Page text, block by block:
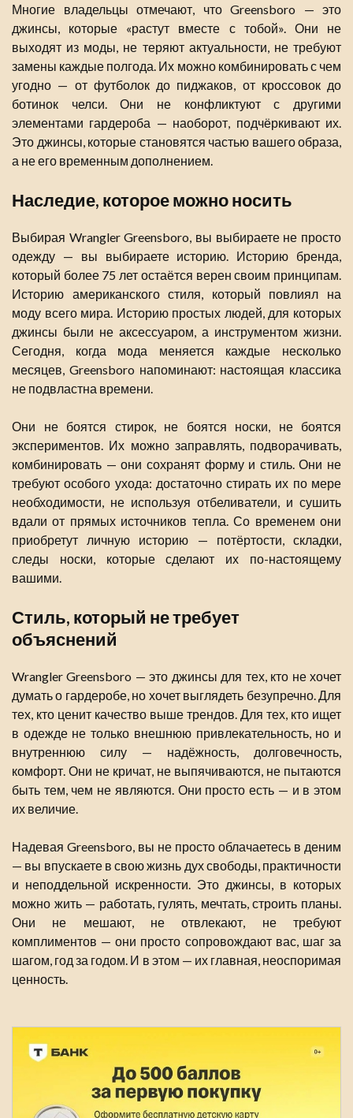
Многие владельцы отмечают, что Greensboro — это
джинсы, которые «растут вместе с тобой». Они не
выходят из моды, не теряют актуальности, не требуют
замены каждые полгода. Их можно комбинировать с чем
угодно — от футболок до пиджаков, от кроссовок до
ботинок челси. Они не конфликтуют с другими
элементами гардероба — наоборот, подчёркивают их.
Это джинсы, которые становятся частью вашего образа,
а не его временным дополнением.
Наследие, которое можно носить
Выбирая Wrangler Greensboro, вы выбираете не просто
одежду — вы выбираете историю. Историю бренда,
который более 75 лет остаётся верен своим принципам.
Историю американского стиля, который повлиял на
моду всего мира. Историю простых людей, для которых
джинсы были не аксессуаром, а инструментом жизни.
Сегодня, когда мода меняется каждые несколько
месяцев, Greensboro напоминают: настоящая классика
не подвластна времени.
Они не боятся стирок, не боятся носки, не боятся
экспериментов. Их можно заправлять, подворачивать,
комбинировать — они сохранят форму и стиль. Они не
требуют особого ухода: достаточно стирать их по мере
необходимости, не используя отбеливатели, и сушить
вдали от прямых источников тепла. Со временем они
приобретут личную историю — потёртости, складки,
следы носки, которые сделают их по-настоящему
вашими.
Стиль, который не требует
объяснений
Wrangler Greensboro — это джинсы для тех, кто не хочет
думать о гардеробе, но хочет выглядеть безупречно. Для
тех, кто ценит качество выше трендов. Для тех, кто ищет
в одежде не только внешнюю привлекательность, но и
внутреннюю силу — надёжность, долговечность,
комфорт. Они не кричат, не выпячиваются, не пытаются
быть тем, чем не являются. Они просто есть — и в этом
их величие.
Надевая Greensboro, вы не просто облачаетесь в деним
— вы впускаете в свою жизнь дух свободы, практичности
и неподдельной искренности. Это джинсы, в которых
можно жить — работать, гулять, мечтать, строить планы.
Они не мешают, не отвлекают, не требуют
комплиментов — они просто сопровождают вас, шаг за
шагом, год за годом. И в этом — их главная, неоспоримая
ценность.